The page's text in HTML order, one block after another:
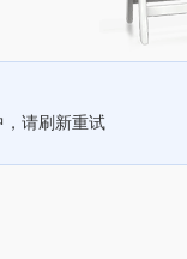
，请刷新重试